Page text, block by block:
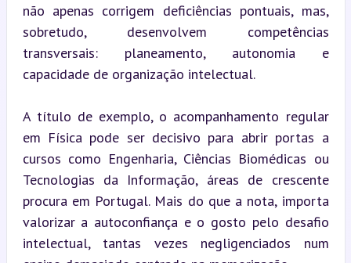
não apenas corrigem deficiências pontuais, mas,
sobretudo, desenvolvem competências
transversais: planeamento, autonomia e
capacidade de organização intelectual.
A título de exemplo, o acompanhamento regular
em Física pode ser decisivo para abrir portas a
cursos como Engenharia, Ciências Biomédicas ou
Tecnologias da Informação, áreas de crescente
procura em Portugal. Mais do que a nota, importa
valorizar a autoconfiança e o gosto pelo desafio
intelectual, tantas vezes negligenciados num